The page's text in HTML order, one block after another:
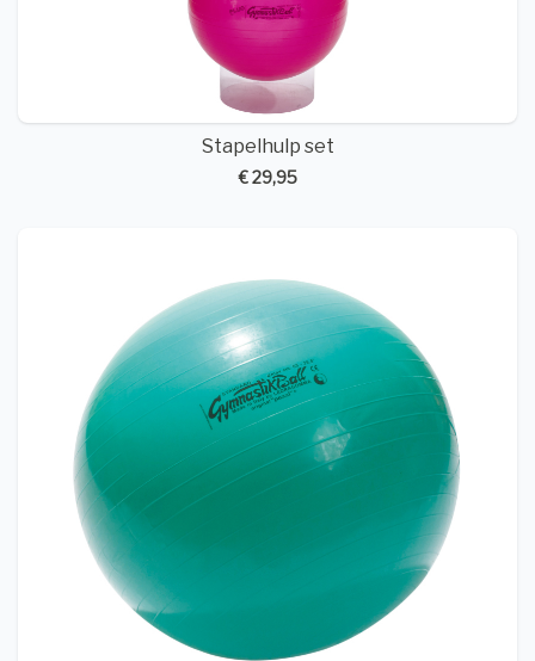
Stapelhulp set
€ 29,95